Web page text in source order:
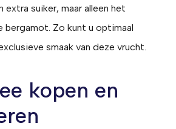
extra suiker, maar alleen het
bergamot. Zo kunt u optimaal
smaak van deze vrucht.
kopen en